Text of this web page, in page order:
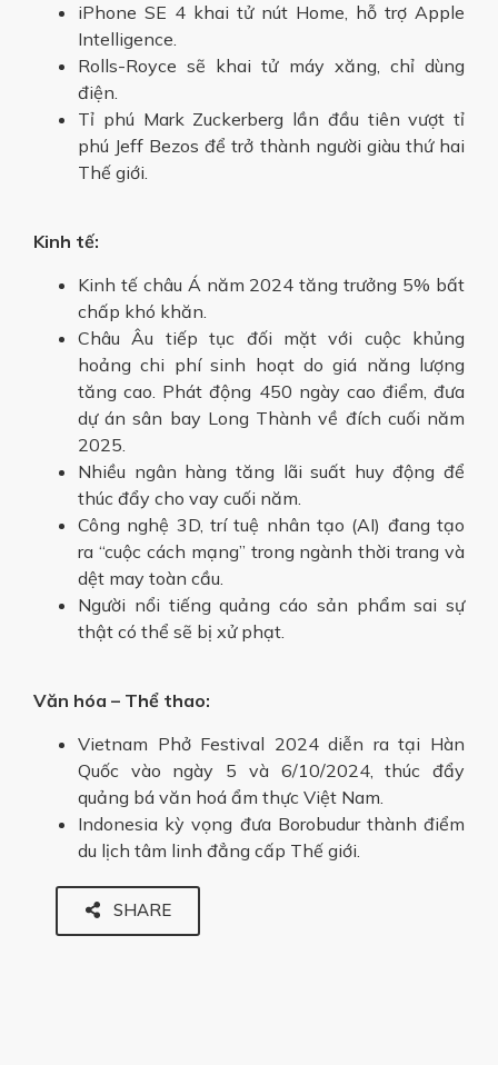
iPhone SE 4 khai tử nút Home, hỗ trợ Apple
Intelligence.
Rolls-Royce sẽ khai tử máy xăng, chỉ dùng
điện.
Tỉ phú Mark Zuckerberg lần đầu tiên vượt tỉ
phú Jeff Bezos để trở thành người giàu thứ hai
Thế giới.
Kinh tế:
Kinh tế châu Á năm 2024 tăng trưởng 5% bất
chấp khó khăn.
Châu Âu tiếp tục đối mặt với cuộc khủng
hoảng chi phí sinh hoạt do giá năng lượng
tăng cao. Phát động 450 ngày cao điểm, đưa
dự án sân bay Long Thành về đích cuối năm
2025.
Nhiều ngân hàng tăng lãi suất huy động để
thúc đẩy cho vay cuối năm.
Công nghệ 3D, trí tuệ nhân tạo (AI) đang tạo
ra “cuộc cách mạng” trong ngành thời trang và
dệt may toàn cầu.
Người nổi tiếng quảng cáo sản phẩm sai sự
thật có thể sẽ bị xử phạt.
Văn hóa – Thể thao:
Vietnam Phở Festival 2024 diễn ra tại Hàn
Quốc vào ngày 5 và 6/10/2024, thúc đẩy
quảng bá văn hoá ẩm thực Việt Nam.
Indonesia kỳ vọng đưa Borobudur thành điểm
du lịch tâm linh đẳng cấp Thế giới.
SHARE